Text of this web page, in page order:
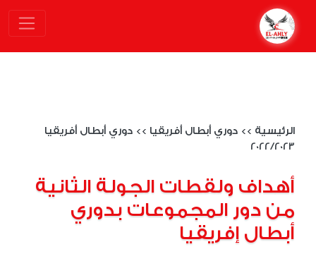
الرئيسية >> دوري أبطال أفريقيا >> دوري أبطال أفريقيا
2022/2023
أهداف ولقطات الجولة الثانية
من دور المجموعات بدوري
أبطال إفريقيا